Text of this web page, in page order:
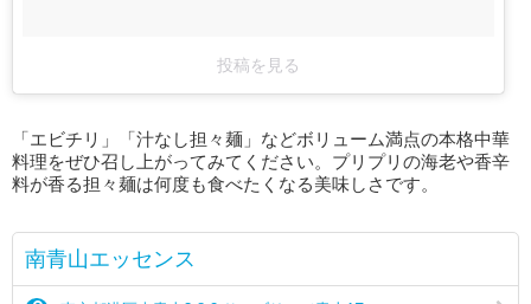
投稿を見る
「エビチリ」「汁なし担々麺」などボリューム満点の本格中華
料理をぜひ召し上がってみてください。プリプリの海老や香辛
料が香る担々麺は何度も食べたくなる美味しさです。
南青山エッセンス